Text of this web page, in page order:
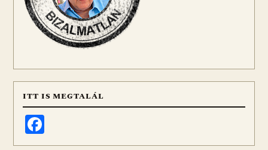
ITT IS MEGTALÁL